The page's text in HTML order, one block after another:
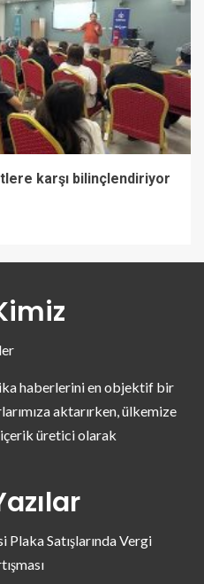
karşı bilinçlendiriyor
haberlerini en objektif bir
aktarırken, ülkemize
içerik üretici olarak
Satışlarında Vergi